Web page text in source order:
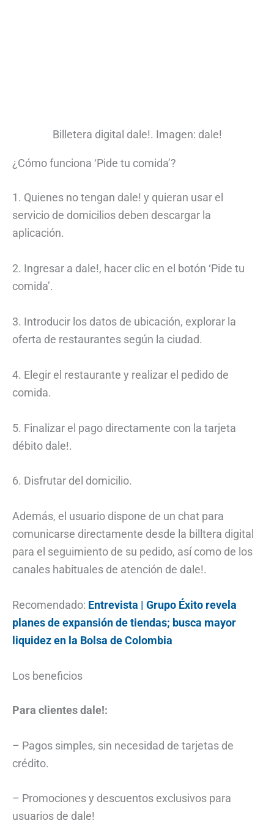
Billetera digital dale!. Imagen: dale!
¿Cómo funciona ‘Pide tu comida’?
1. Quienes no tengan dale! y quieran usar el
servicio de domicilios deben descargar la
aplicación.
2. Ingresar a dale!, hacer clic en el botón ‘Pide tu
comida’.
3. Introducir los datos de ubicación, explorar la
oferta de restaurantes según la ciudad.
4. Elegir el restaurante y realizar el pedido de
comida.
5. Finalizar el pago directamente con la tarjeta
débito dale!.
6. Disfrutar del domicilio.
Además, el usuario dispone de un chat para
comunicarse directamente desde la billtera digital
para el seguimiento de su pedido, así como de los
canales habituales de atención de dale!.
Recomendado: Entrevista | Grupo Éxito revela
planes de expansión de tiendas; busca mayor
liquidez en la Bolsa de Colombia
Los beneficios
Para clientes dale!:
– Pagos simples, sin necesidad de tarjetas de
crédito.
– Promociones y descuentos exclusivos para
usuarios de dale!